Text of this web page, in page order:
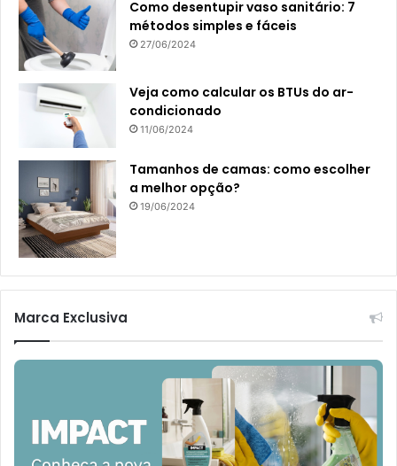
Como desentupir vaso sanitário: 7
métodos simples e fáceis
27/06/2024
Veja como calcular os BTUs do ar-
condicionado
11/06/2024
Tamanhos de camas: como escolher
a melhor opção?
19/06/2024
Marca Exclusiva